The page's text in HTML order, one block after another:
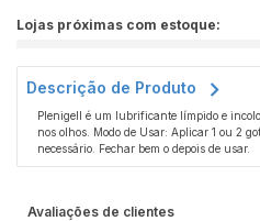
Lojas próximas com estoque:
Descrição de Produto
Plenigell é um lubrificante límpido e
nos olhos. Modo de Usar: Aplicar 1 ou 2 gotas nos olhos ou quantas vezes for
necessário. Fechar bem o depois de usar.
Avaliações de clientes